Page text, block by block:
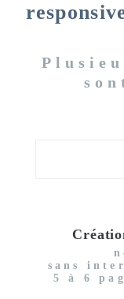
sans
5 à 6